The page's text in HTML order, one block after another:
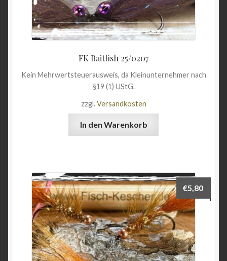
FK Baitfish 25/0207
Kein Mehrwertsteuerausweis, da Kleinunternehmer nach
§19 (1) UStG.
zzgl.Versandkosten
In den Warenkorb
€5,80